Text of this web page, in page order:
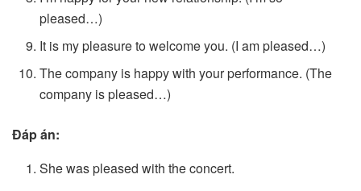
pleased…)
It is my pleasure to welcome you. (I am pleased…)
The company is happy with your performance. (The
company is pleased…)
Đáp án:
She was pleased with the concert.